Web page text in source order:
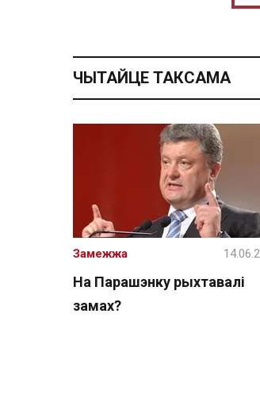
ЧЫТАЙЦЕ ТАКСАМА
На Парашэнку рыхтавалі
замах?
Замежжа